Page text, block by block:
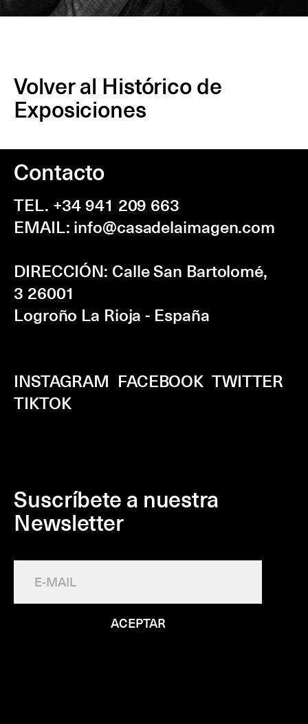
Volver al Histórico de
Exposiciones
Contacto
TEL. +34 941 209 663
EMAIL: info@casadelaimagen.com
DIRECCIÓN: Calle San Bartolomé,
3 26001
Logroño La Rioja - España
INSTAGRAM FACEBOOK TWITTER
TIKTOK
Suscríbete a nuestra
Newsletter
ACEPTAR